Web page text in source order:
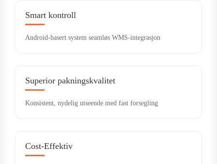
Smart kontroll
Android-basert system seamløs WMS-integrasjon
Superior pakningskvalitet
Konsistent, nydelig utseende med fast forsegling
Cost-Effektiv